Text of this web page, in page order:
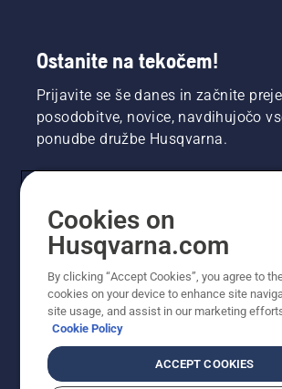
Ostanite na tekočem!
Prijavite se še danes in začnite
posodobitve, novice, navdihujočo
ponudbe družbe Husqvarna.
Cookies on
Husqvarna.com
By clicking “Accept Cookies”, you agree to
cookies on your device to enhance site
site usage, and assist in our marketing
Cookie Policy
ACCEPT COOKIES